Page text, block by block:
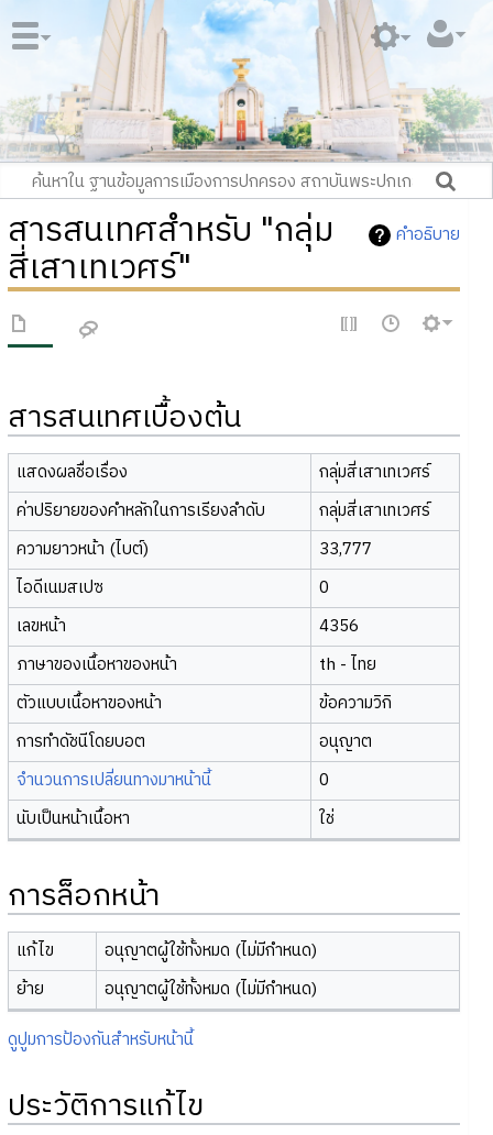
คำอธิบาย
สารสนเทศสำหรับ "กลุ่ม
สี่เสาเทเวศร์"
สารสนเทศเบื้องต้น
แสดงผลชื่อเรื่อง
กลุ่มสี่เสาเทเวศร์
ค่าปริยายของคำหลักในการเรียงลำดับ
กลุ่มสี่เสาเทเวศร์
ความยาวหน้า (ไบต์)
33,777
ไอดีเนมสเปซ
0
เลขหน้า
4356
ภาษาของเนื้อหาของหน้า
th - ไทย
ตัวแบบเนื้อหาของหน้า
ข้อความวิกิ
การทำดัชนีโดยบอต
อนุญาต
จำนวนการเปลี่ยนทางมาหน้านี้
0
นับเป็นหน้าเนื้อหา
ใช่
การล็อกหน้า
แก้ไข
อนุญาตผู้ใช้ทั้งหมด (ไม่มีกำหนด)
ย้าย
อนุญาตผู้ใช้ทั้งหมด (ไม่มีกำหนด)
ดูปูมการป้องกันสำหรับหน้านี้
ประวัติการแก้ไข